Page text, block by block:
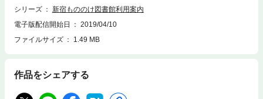
シリーズ
新宿もののけ図書館利用案内
電子版配信開始日
2019/04/10
ファイルサイズ
1.49 MB
作品をシェアする